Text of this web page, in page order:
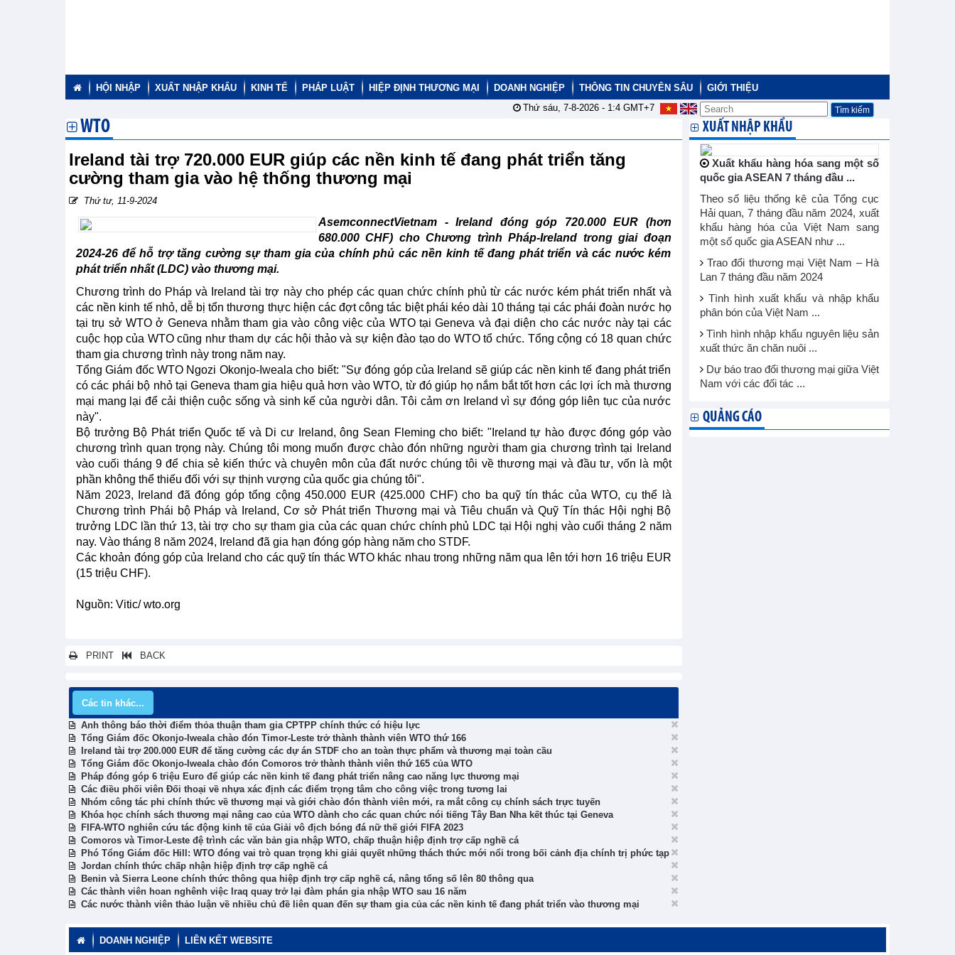
HỘI NHẬP XUẤT NHẬP KHẨU KINH TẾ PHÁP LUẬT HIỆP ĐỊNH THƯƠNG MẠI DOANH NGHIỆP THÔNG TIN CHUYÊN SÂU
GIỚI THIỆU
Thứ sáu, 7-8-2026 - 1:4GMT+7
WTO
Ireland tài trợ 720.000 EUR giúp các nền kinh tế đang phát triển tăng
cường tham gia vào hệ thống thương mại
Thứ tư, 11-9-2024
AsemconnectVietnam - Ireland đóng góp 720.000 EUR (hơn
680.000 CHF) cho Chương trình Pháp-Ireland trong giai đoạn
2024-26 để hỗ trợ tăng cường sự tham gia của chính phủ các nền kinh tế đang phát triển và các nước kém
phát triển nhất (LDC) vào thương mại.
Chương trình do Pháp và Ireland tài trợ này cho phép các quan chức chính phủ từ các nước kém phát triển nhất và
các nền kinh tế nhỏ, dễ bị tổn thương thực hiện các đợt công tác biệt phái kéo dài 10 tháng tại các phái đoàn nước họ
tại trụ sở WTO ở Geneva nhằm tham gia vào công việc của WTO tại Geneva và đại diện cho các nước này tại các
cuộc họp của WTO cũng như tham dự các hội thảo và sự kiện đào tạo do WTO tổ chức. Tổng cộng có 18 quan chức
tham gia chương trình này trong năm nay.
Tổng Giám đốc WTO Ngozi Okonjo-Iweala cho biết: "Sự đóng góp của Ireland sẽ giúp các nền kinh tế đang phát triển
có các phái bộ nhỏ tại Geneva tham gia hiệu quả hơn vào WTO, từ đó giúp họ nắm bắt tốt hơn các lợi ích mà thương
mại mang lại để cải thiện cuộc sống và sinh kế của người dân. Tôi cảm ơn Ireland vì sự đóng góp liên tục của nước
này".
Bộ trưởng Bộ Phát triển Quốc tế và Di cư Ireland, ông Sean Fleming cho biết: "Ireland tự hào được đóng góp vào
chương trình quan trọng này. Chúng tôi mong muốn được chào đón những người tham gia chương trình tại Ireland
vào cuối tháng 9 để chia sẻ kiến thức và chuyên môn của đất nước chúng tôi về thương mại và đầu tư, vốn là một
phần không thể thiếu đối với sự thịnh vượng của quốc gia chúng tôi".
Năm 2023, Ireland đã đóng góp tổng cộng 450.000 EUR (425.000 CHF) cho ba quỹ tín thác của WTO, cụ thể là
Chương trình Phái bộ Pháp và Ireland, Cơ sở Phát triển Thương mại và Tiêu chuẩn và Quỹ Tín thác Hội nghị Bộ
trưởng LDC lần thứ 13, tài trợ cho sự tham gia của các quan chức chính phủ LDC tại Hội nghị vào cuối tháng 2 năm
nay. Vào tháng 8 năm 2024, Ireland đã gia hạn đóng góp hàng năm cho STDF.
Các khoản đóng góp của Ireland cho các quỹ tín thác WTO khác nhau trong những năm qua lên tới hơn 16 triệu EUR
(15 triệu CHF).
Nguồn: Vitic/ wto.org
PRINT BACK
Các tin khác...
Anh thông báo thời điểm thỏa thuận tham gia CPTPP chính thức có hiệu lực
Tổng Giám đốc Okonjo-Iweala chào đón Timor-Leste trở thành thành viên WTO thứ 166
Ireland tài trợ 200.000 EUR để tăng cường các dự án STDF cho an toàn thực phẩm và thương mại toàn cầu
Tổng Giám đốc Okonjo-Iweala chào đón Comoros trở thành thành viên thứ 165 của WTO
Pháp đóng góp 6 triệu Euro để giúp các nền kinh tế đang phát triển nâng cao năng lực thương mại
Các điều phối viên Đối thoại về nhựa xác định các điểm trọng tâm cho công việc trong tương lai
Nhóm công tác phi chính thức về thương mại và giới chào đón thành viên mới, ra mắt công cụ chính sách trực tuyến
Khóa học chính sách thương mại nâng cao của WTO dành cho các quan chức nói tiếng Tây Ban Nha kết thúc tại Geneva
FIFA-WTO nghiên cứu tác động kinh tế của Giải vô địch bóng đá nữ thế giới FIFA 2023
Comoros và Timor-Leste đệ trình các văn bản gia nhập WTO, chấp thuận hiệp định trợ cấp nghề cá
Phó Tổng Giám đốc Hill: WTO đóng vai trò quan trọng khi giải quyết những thách thức mới nổi trong bối cảnh địa chính trị phức tạp
Jordan chính thức chấp nhận hiệp định trợ cấp nghề cá
Benin và Sierra Leone chính thức thông qua hiệp định trợ cấp nghề cá, nâng tổng số lên 80 thông qua
Các thành viên hoan nghênh việc Iraq quay trở lại đàm phán gia nhập WTO sau 16 năm
Các nước thành viên thảo luận về nhiều chủ đề liên quan đến sự tham gia của các nền kinh tế đang phát triển vào thương mại
XUẤT NHẬP KHẨU
Xuất khẩu hàng hóa sang một số
quốc gia ASEAN 7 tháng đầu ...
Theo số liệu thống kê của Tổng cục
Hải quan, 7 tháng đầu năm 2024, xuất
khẩu hàng hóa của Việt Nam sang
một số quốc gia ASEAN như ...
Trao đổi thương mại Việt Nam – Hà
Lan 7 tháng đầu năm 2024
Tình hình xuất khẩu và nhập khẩu
phân bón của Việt Nam ...
Tình hình nhập khẩu nguyên liệu sản
xuất thức ăn chăn nuôi ...
Dự báo trao đổi thương mại giữa Việt
Nam với các đối tác ...
QUẢNG CÁO
DOANH NGHIỆP LIÊN KẾT WEBSITE